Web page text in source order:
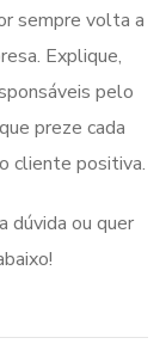
sempre volta a
Explique,
pelo
preze cada
cliente positiva.
dúvida ou quer